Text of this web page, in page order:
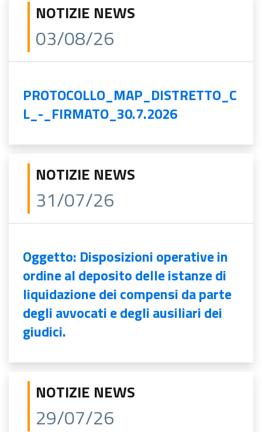
NOTIZIE NEWS
03/08/26
PROTOCOLLO_MAP_DISTRETTO_C
L_-_FIRMATO_30.7.2026
NOTIZIE NEWS
31/07/26
Oggetto: Disposizioni operative in
ordine al deposito delle istanze di
liquidazione dei compensi da parte
degli avvocati e degli ausiliari dei
giudici.
NOTIZIE NEWS
29/07/26